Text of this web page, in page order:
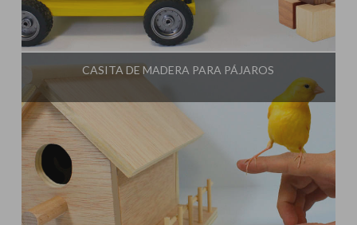
Influencer:Rincón Útil
CASITA DE MADERA PARA PÁJAROS